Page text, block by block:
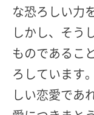
な恐ろしい力
しかし、そう
ものであるこ
ろしています
しい恋愛であ